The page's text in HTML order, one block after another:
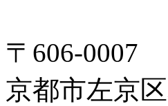
〒606-0007
京都市左京